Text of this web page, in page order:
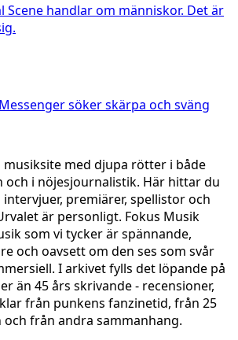
Scene handlar om människor. Det är
söker skärpa och sväng
musiksite med djupa rötter i både
i nöjesjournalistik. Här hittar du
premiärer, spellistor och
är personligt. Fokus Musik
som vi tycker är spännande,
och oavsett om den ses som svår
I arkivet fylls det löpande på
än 45 års skrivande - recensioner,
från punkens fanzinetid, från 25
från andra sammanhang.